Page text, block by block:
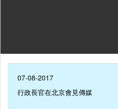
07-08-2017
行政長官在北京會見傳媒